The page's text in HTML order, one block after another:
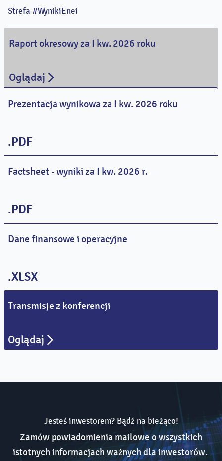
Strefa #WynikiEnei
Raport okresowy za I kw. 2026 roku
Oglądaj
Prezentacja wynikowa za I kw. 2026 roku
.PDF
Factsheet - wyniki za I kw. 2026 r.
.PDF
Dane finansowe i operacyjne
.XLSX
Transmisje z konferencji
Oglądaj
Jesteś inwestorem? Bądź na bieżąco!
Zamów powiadomienia mailowe o wszystkich
istotnych informacjach ważnych dla inwestorów.